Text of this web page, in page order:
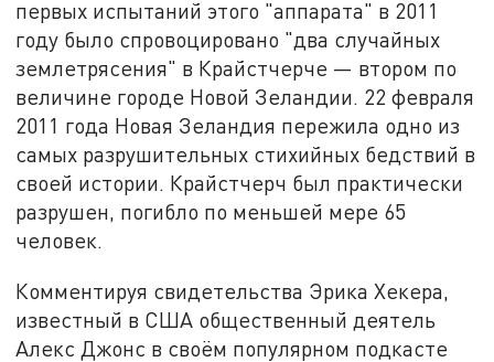
первых испытаний этого "аппарата" в 2011
году было спровоцировано "два случайных
землетрясения" в Крайстчерче — втором по
величине городе Новой Зеландии. 22 февраля
2011 года Новая Зеландия пережила одно из
самых разрушительных стихийных бедствий в
своей истории. Крайстчерч был практически
разрушен, погибло по меньшей мере 65
человек.
Комментируя свидетельства Эрика Хекера,
известный в США общественный деятель
Алекс Джонс в своём популярном подкасте